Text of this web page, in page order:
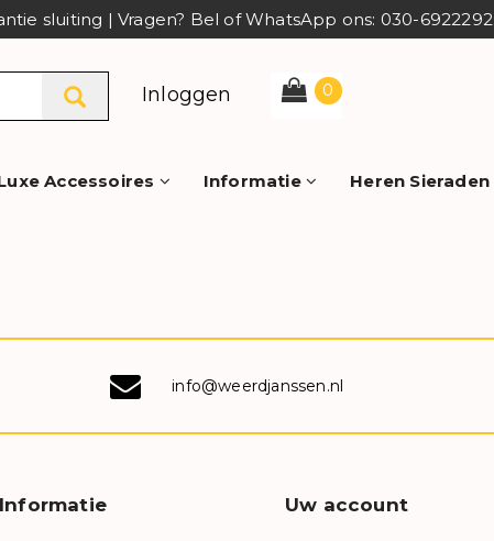
sluiting | Vragen? Bel of WhatsApp ons: 030-6922292
Inloggen 0
Accessoires Informatie Heren Sieraden
info@weerdjanssen.nl
Informatie Uw account